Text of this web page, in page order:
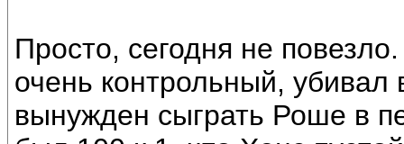
Просто, сегодня не
очень контрольный,
вынужден сыграть Роше в